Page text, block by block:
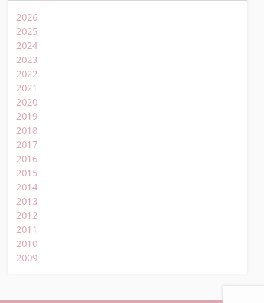
2026
2025
2024
2023
2022
2021
2020
2019
2018
2017
2016
2015
2014
2013
2012
2011
2010
2009